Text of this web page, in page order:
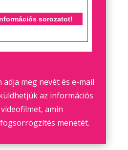
meg nevét és e-mail
az információs
amin
menetét.